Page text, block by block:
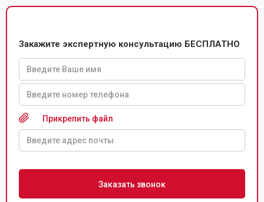
Закажите экспертную консультацию БЕСПЛАТНО
Прикрепить файл